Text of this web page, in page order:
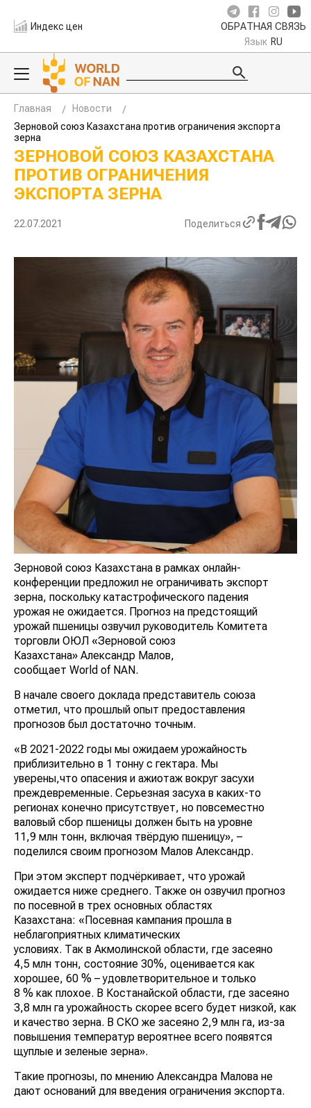
Индекс цен ОБРАТНАЯ СВЯЗЬ
Язык RU
Главная
Новости
Зерновой союз Казахстана против ограничения экспорта
зерна
ЗЕРНОВОЙ СОЮЗ КАЗАХСТАНА
ПРОТИВ ОГРАНИЧЕНИЯ
ЭКСПОРТА ЗЕРНА
22.07.2021 Поделиться
Зерновой союз Казахстана в рамках онлайн-
конференции предложил не ограничивать экспорт
зерна, поскольку катастрофического падения
урожая не ожидается. Прогноз на предстоящий
урожай пшеницы озвучил руководитель Комитета
торговли ОЮЛ «Зерновой союз
Казахстана» Александр Малов,
сообщает World of NAN.
В начале своего доклада представитель союза
отметил, что прошлый опыт предоставления
прогнозов был достаточно точным.
«В 2021-2022 годы мы ожидаем урожайность
приблизительно в 1 тонну с гектара. Мы
уверены,что опасения и ажиотаж вокруг засухи
преждевременные. Серьезная засуха в каких-то
регионах конечно присутствует, но повсеместно
валовый сбор пшеницы должен быть на уровне
11,9 млн тонн, включая твёрдую пшеницу», –
поделился своим прогнозом Малов Александр.
При этом эксперт подчёркивает, что урожай
ожидается ниже среднего. Также он озвучил прогноз
по посевной в трех основных областях
Казахстана: «Посевная кампания прошла в
неблагоприятных климатических
условиях. Так в Акмолинской области, где засеяно
4,5 млн тонн, состояние 30%, оценивается как
хорошее, 60 % – удовлетворительное и только
8 % как плохое. В Костанайской области, где засеяно
3,8 млн га урожайность скорее всего будет низкой, как
и качество зерна. В СКО же засеяно 2,9 млн га, из-за
повышения температур вероятнее всего появятся
щуплые и зеленые зерна».
Такие прогнозы, по мнению Александра Малова не
дают оснований для введения ограничения экспорта.